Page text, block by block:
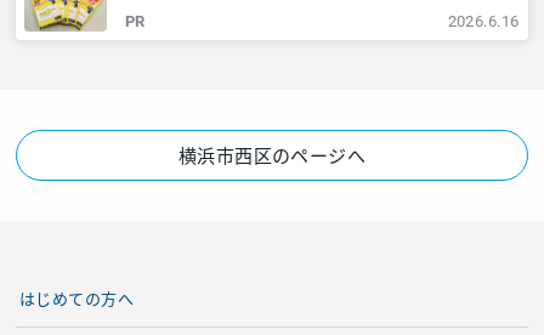
アリア
PR 2026.6.16
横浜市西区のページへ
はじめての方へ